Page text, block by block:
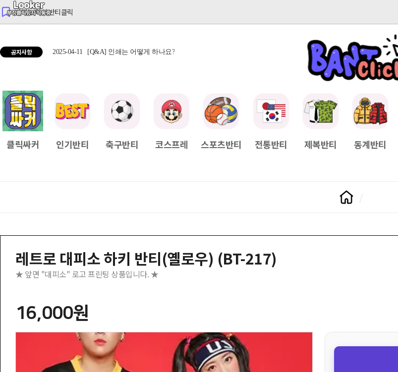
반티는 역시 반티클릭
공지사항 2025-04-11 [Q&A] 인쇄는 어떻게 하나요? [Q&A] 배송일정이 궁금하면? 2025-04-11
클릭싸커 인기반티 축구반티 코스프레 스포츠반티 전통반티 제복반티 동계반티
레트로 대피소 하키 반티(옐로우) (BT-217)
★ 앞면 "대피소" 로고 프린팅 상품입니다. ★
16,000원